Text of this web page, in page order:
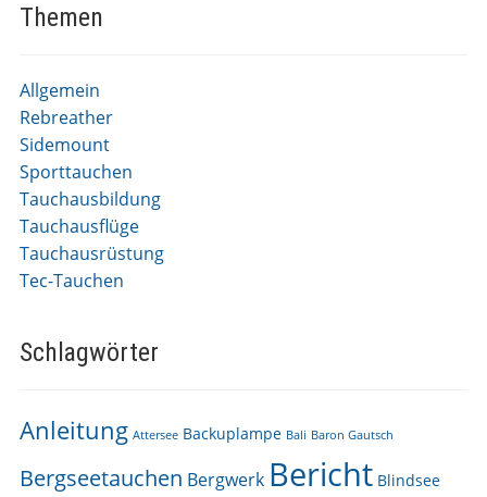
Themen
Allgemein
Rebreather
Sidemount
Sporttauchen
Tauchausbildung
Tauchausflüge
Tauchausrüstung
Tec-Tauchen
Schlagwörter
Anleitung Attersee Backuplampe Bali Baron Gautsch
Bergseetauchen Bergwerk Bericht Blindsee